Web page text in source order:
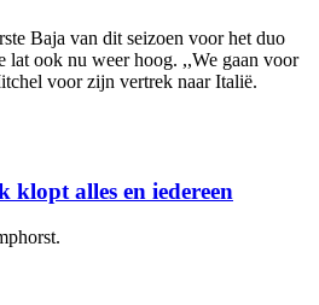
Baja van dit seizoen voor het duo
ook nu weer hoog. ,,We gaan voor
voor zijn vertrek naar Italië.
alles en iedereen